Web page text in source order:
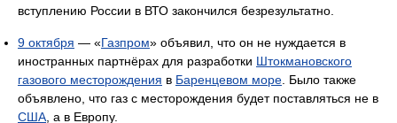
вступлению России в ВТО закончился безрезультатно.
9 октября — «Газпром» объявил, что он не нуждается в
иностранных партнёрах для разработки Штокмановского
газового месторождения в Баренцевом море . Было также
объявлено, что газ с месторождения будет поставляться не в
США , а в Европу.